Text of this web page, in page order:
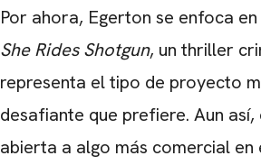
Por ahora, Egerton se enfoca
She Rides Shotgun, un thriller
representa el tipo de proyecto
desafiante que prefiere. Aun
abierta a algo más comercial en